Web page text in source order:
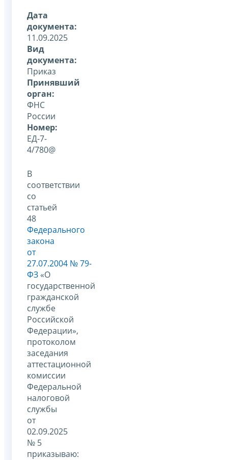
Дата
документа:
11.09.2025
Вид
документа:
Приказ
Принявший
орган:
ФНС
России
Номер:
ЕД-7-
4/780@
В
соответствии
со
статьей
48
Федерального
закона
от
27.07.2004 № 79-
ФЗ «О
государственной
гражданской
службе
Российской
Федерации»,
протоколом
заседания
аттестационной
комиссии
Федеральной
налоговой
службы
от
02.09.2025
№ 5
приказываю: